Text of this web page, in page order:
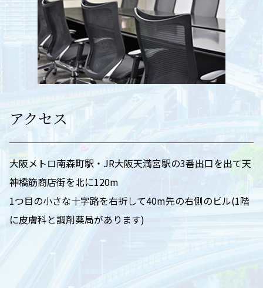
アクセス
大阪メトロ南森町駅・JR大阪天満宮駅の3番出口を出て天
神橋筋商店街を北に120m
1つ目の小さな十字路を右折して40m先の右側のビル(1階
に皮膚科と調剤薬局があります)